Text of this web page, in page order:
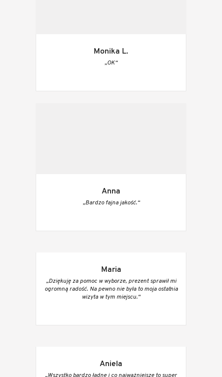
Monika L.
„OK“
Anna
„Bardzo fajna jakość.“
Maria
„Dziękuję za pomoc w wyborze, prezent sprawił mi
ogromną radość. Na pewno nie była to moja ostatnia
wizyta w tym miejscu.“
Aniela
„Wszystko bardzo ładne i co najważniejsze to super